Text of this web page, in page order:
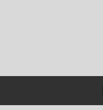
ホームページ制作